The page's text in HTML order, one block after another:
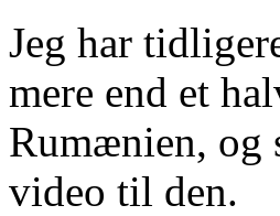
Jeg har
mere end et
Rumænien, og
video til den.